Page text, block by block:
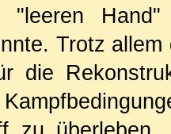
"leeren
Trotz
die